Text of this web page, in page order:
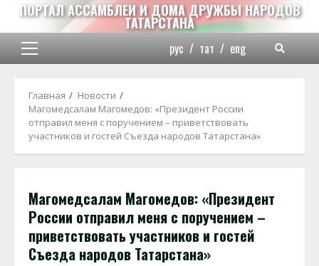
Перейти
содержимому
ПОРТАЛ АССАМБЛЕИ И ДОМА ДРУЖБЫ НАРОДОВ
ТАТАРСТАНА
Основное
рус / тат / eng
Главная
Новости
Магомедсалам Магомедов: «Президент России
отправил меня с поручением – приветствовать
участников и гостей Съезда народов Татарстана»
Магомедсалам Магомедов: «Президент
России отправил меня с поручением –
приветствовать участников и гостей
Съезда народов Татарстана»